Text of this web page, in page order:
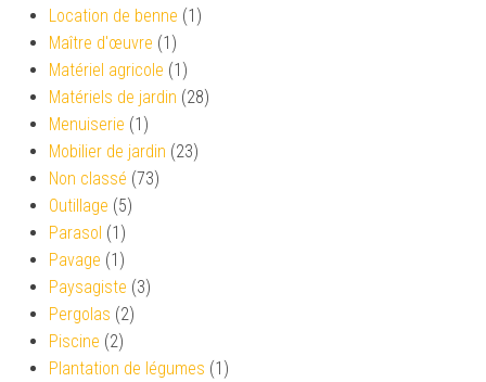
Location de benne (1)
Maître d'œuvre (1)
Matériel agricole (1)
Matériels de jardin (28)
Menuiserie (1)
Mobilier de jardin (23)
Non classé (73)
Outillage (5)
Parasol (1)
Pavage (1)
Paysagiste (3)
Pergolas (2)
Piscine (2)
Plantation de légumes (1)